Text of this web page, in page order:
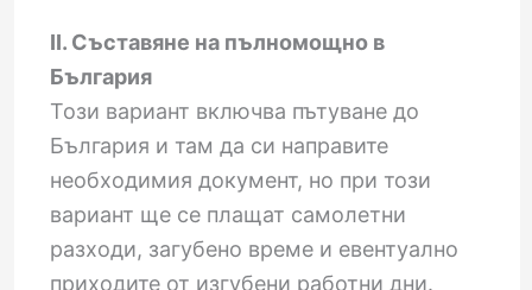
II. Съставяне на пълномощно в
България
Този вариант включва пътуване до
България и там да си направите
необходимия документ, но при този
вариант ще се плащат самолетни
разходи, загубено време и евентуално
приходите от изгубени работни дни.